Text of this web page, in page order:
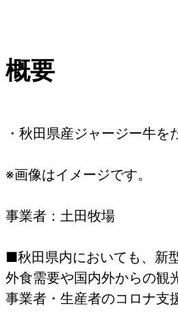
概要
・秋田県産ジャージー牛を
※画像はイメージです。
事業者：土田牧場
■秋田県内においても、新
外食需要や国内外からの観
事業者・生産者のコロナ支